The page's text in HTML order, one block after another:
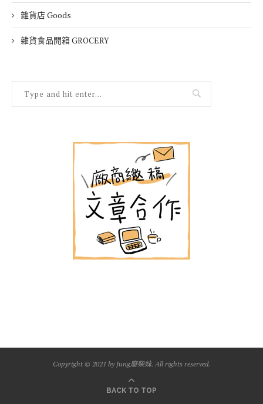
雜貨店 Goods
雜貨食品開箱 GROCERY
Copyright © 2021 by Jung廢柴妹. All rights reserved.
BACK TO TOP